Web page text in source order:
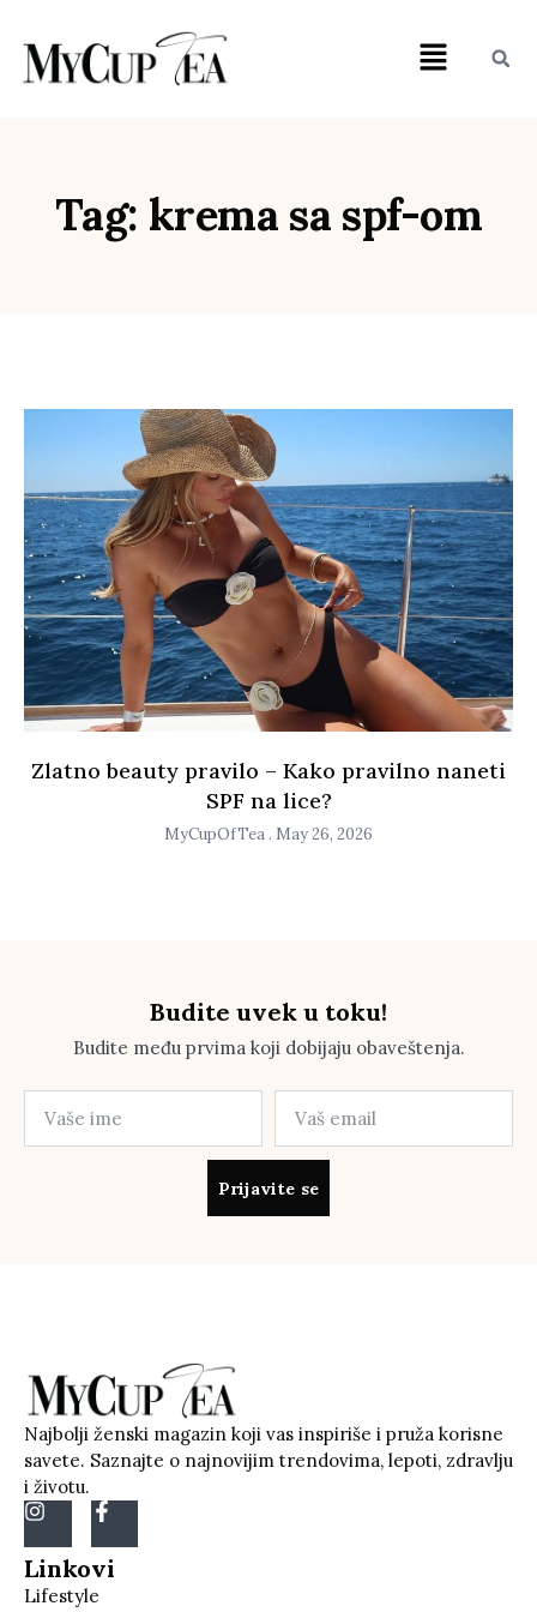
Tag: krema sa spf-om
Zlatno beauty pravilo – Kako pravilno naneti
SPF na lice?
MyCupOfTea May 26, 2026
Budite uvek u toku!
Budite među prvima koji dobijaju obaveštenja.
Prijavite se
Najbolji ženski magazin koji vas inspiriše i pruža korisne
savete. Saznajte o najnovijim trendovima, lepoti, zdravlju
i životu.
Linkovi
Lifestyle